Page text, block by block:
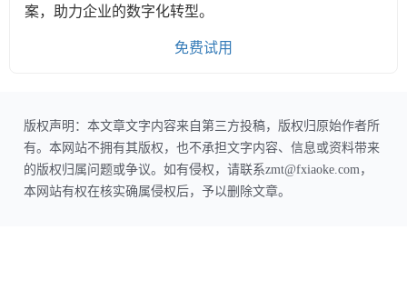
案，助力企业的数字化转型。
免费试用
版权声明：本文章文字内容来自第三方投稿，版权归原始作者所
有。本网站不拥有其版权，也不承担文字内容、信息或资料带来
的版权归属问题或争议。如有侵权，请联系zmt@fxiaoke.com，
本网站有权在核实确属侵权后，予以删除文章。